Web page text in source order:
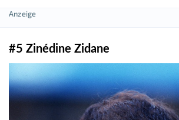
#5 Zinédine Zidane